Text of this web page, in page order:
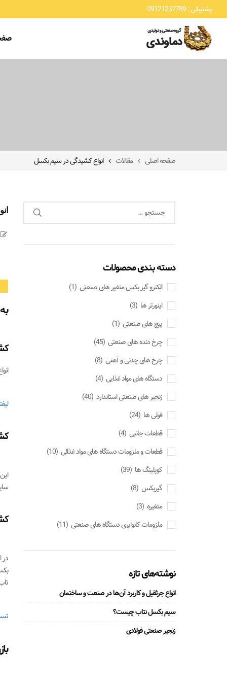
پشتیبانی : 09121237789
صفحه اصلی مقالات انواع کشیدگی در سیم بکسل
در
دسته بندی محصولات
الکترو گیر بکس متغیر های صنعتی (1)
اینورتر ها (3)
پیچ های صنعتی (1)
چرخ دنده های صنعتی (45)
چرخ های چدنی و آهنی (8)
دستگاه های مواد غذایی (4)
زنجیر های صنعتی استاندارد (40)
فولی ها (24)
قطعات جانبی (4)
قطعات و ملزومات دستگاه های مواد غذائی (10)
کوپلینگ ها (39)
گیربکس (8)
متغیره (3)
ملزومات کانوایری دستگاه های صنعتی (11)
نوشته‌های تازه
انواع جرثقیل و کاربرد آن‌ها در صنعت و ساختمان
سیم بکسل نتاب چیست؟
زنجیر صنعتی فولادی